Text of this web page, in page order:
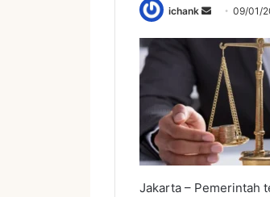
ichank
Send
email
09/01/
Jakarta – Pemerintah